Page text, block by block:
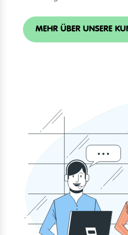
MEHR ÜBER UNSERE